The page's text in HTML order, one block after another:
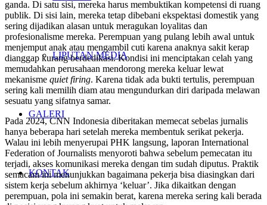
LIPUTAN MEDIA
GALERI
KONTAK
ganda. Di satu sisi, mereka harus membuktikan kompetensi di ruang
publik. Di sisi lain, mereka tetap dibebani ekspektasi domestik yang
sering dijadikan alasan untuk meragukan loyalitas dan
profesionalisme mereka. Perempuan yang pulang lebih awal untuk
menjemput anak atau mengambil cuti karena anaknya sakit kerap
dianggap kurang berdedikasi. Kondisi ini menciptakan celah yang
memudahkan perusahaan mendorong mereka keluar lewat
mekanisme quiet firing. Karena tidak ada bukti tertulis, perempuan
sering kali memilih diam atau mengundurkan diri daripada melawan
sesuatu yang sifatnya samar.
Pada 2024, CNN Indonesia diberitakan memecat sebelas jurnalis
hanya beberapa hari setelah mereka membentuk serikat pekerja.
Walau ini lebih menyerupai PHK langsung, laporan International
Federation of Journalists menyoroti bahwa sebelum pemecatan itu
terjadi, akses komunikasi mereka dengan tim sudah diputus. Praktik
semacam ini menunjukkan bagaimana pekerja bisa diasingkan dari
sistem kerja sebelum akhirnya ‘keluar’. Jika dikaitkan dengan
perempuan, pola ini semakin berat, karena mereka sering kali berada